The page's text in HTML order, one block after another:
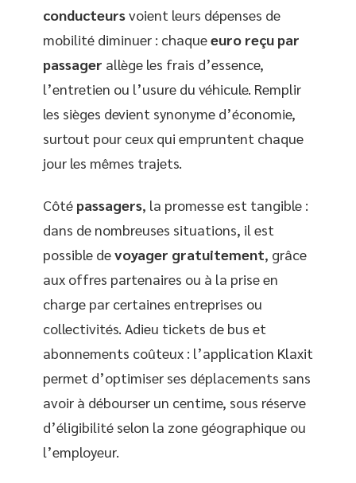
conducteursvoient leurs dépenses de
mobilité diminuer : chaqueeuro reçu par
passager allège les frais d’essence,
l’entretien ou l’usure du véhicule. Remplir
les sièges devient synonyme d’économie,
surtout pour ceux qui empruntent chaque
jour les mêmes trajets.
Côté passagers, la promesse est tangible :
dans de nombreuses situations, il est
possible devoyager gratuitement, grâce
aux offres partenaires ou à la prise en
charge par certaines entreprises ou
collectivités. Adieu tickets de bus et
abonnements coûteux : l’application Klaxit
permet d’optimiser ses déplacements sans
avoir à débourser un centime, sous réserve
d’éligibilité selon la zone géographique ou
l’employeur.